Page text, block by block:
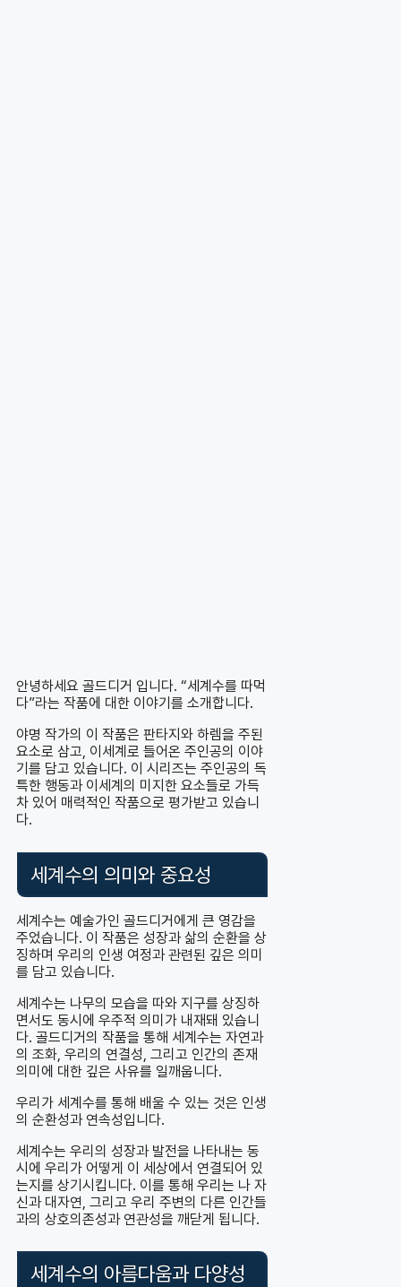
안녕하세요 골드디거 입니다. “세계수를 따먹
다”라는 작품에 대한 이야기를 소개합니다.
야명 작가의 이 작품은 판타지와 하렘을 주된
요소로 삼고, 이세계로 들어온 주인공의 이야
기를 담고 있습니다. 이 시리즈는 주인공의 독
특한 행동과 이세계의 미지한 요소들로 가득
차 있어 매력적인 작품으로 평가받고 있습니
다.
세계수의 의미와 중요성
세계수는 예술가인 골드디거에게 큰 영감을
주었습니다. 이 작품은 성장과 삶의 순환을 상
징하며 우리의 인생 여정과 관련된 깊은 의미
를 담고 있습니다.
세계수는 나무의 모습을 따와 지구를 상징하
면서도 동시에 우주적 의미가 내재돼 있습니
다. 골드디거의 작품을 통해 세계수는 자연과
의 조화, 우리의 연결성, 그리고 인간의 존재
의미에 대한 깊은 사유를 일깨웁니다.
우리가 세계수를 통해 배울 수 있는 것은 인생
의 순환성과 연속성입니다.
세계수는 우리의 성장과 발전을 나타내는 동
시에 우리가 어떻게 이 세상에서 연결되어 있
는지를 상기시킵니다. 이를 통해 우리는 나 자
신과 대자연, 그리고 우리 주변의 다른 인간들
과의 상호의존성과 연관성을 깨닫게 됩니다.
세계수의 아름다움과 다양성